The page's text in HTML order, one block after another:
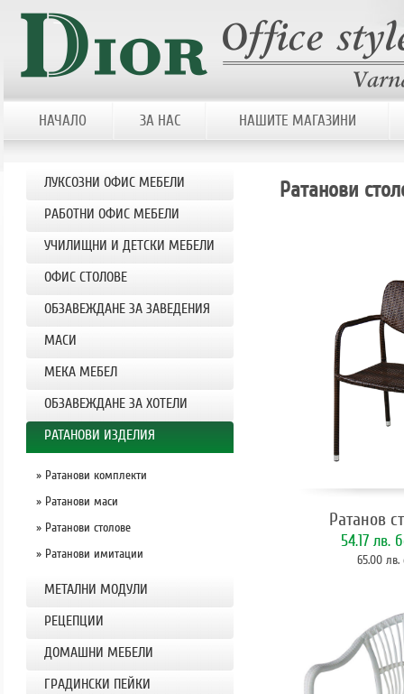
НАЧАЛО ЗА НАС НАШИТЕ МАГАЗИНИ
ЛУКСОЗНИ ОФИС МЕБЕЛИ
РАБОТНИ ОФИС МЕБЕЛИ
УЧИЛИЩНИ И ДЕТСКИ МЕБЕЛИ
OФИС СТОЛОВЕ
ОБЗАВЕЖДАНЕ ЗА ЗАВЕДЕНИЯ
МАСИ
МЕКА МЕБЕЛ
ОБЗАВЕЖДАНЕ ЗА ХОТЕЛИ
РАТАНОВИ ИЗДЕЛИЯ
» Ратанови комплекти
» Ратанови маси
» Ратанови столове
» Ратанови имитации
МЕТАЛНИ МОДУЛИ
РЕЦЕПЦИИ
ДОМАШНИ МЕБЕЛИ
ГРАДИНСКИ ПЕЙКИ
Ратанови
Ратанов
54.17 лв.
65.00 лв.